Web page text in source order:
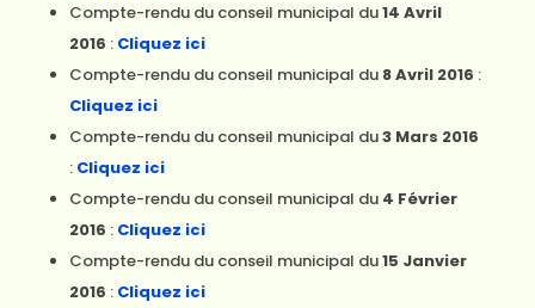
Compte-rendu du conseil municipal du14 Avril
2016 : Cliquez ici
Compte-rendu du conseil municipal du8 Avril 2016 :
Cliquez ici
Compte-rendu du conseil municipal du3 Mars 2016
: Cliquez ici
Compte-rendu du conseil municipal du 4 Février
2016 : Cliquez ici
Compte-rendu du conseil municipal du15 Janvier
2016 : Cliquez ici